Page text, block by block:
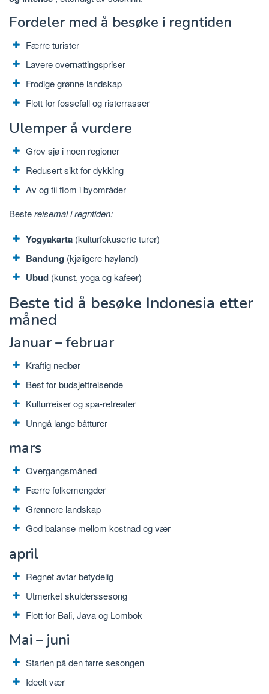
Fordeler med å besøke i regntiden
Færre turister
Lavere overnattingspriser
Frodige grønne landskap
Flott for fossefall og risterrasser
Ulemper å vurdere
Grov sjø i noen regioner
Redusert sikt for dykking
Av og til flom i byområder
Bestereisemål i regntiden:
Yogyakarta (kulturfokuserte turer)
Bandung (kjøligere høyland)
Ubud (kunst, yoga og kafeer)
Beste tid å besøke Indonesia etter
måned
Januar – februar
Kraftig nedbør
Best for budsjettreisende
Kulturreiser og spa-retreater
Unngå lange båtturer
mars
Overgangsmåned
Færre folkemengder
Grønnere landskap
God balanse mellom kostnad og vær
april
Regnet avtar betydelig
Utmerket skulderssesong
Flott for Bali, Java og Lombok
Mai – juni
Starten på den tørre sesongen
Ideelt vær